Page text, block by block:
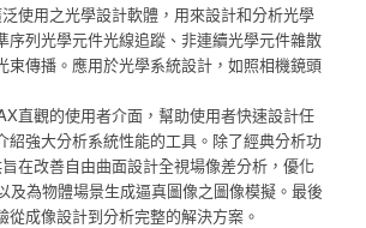
使用之光學設計軟體，用來設計和分析光學
序列光學元件光線追蹤、非連續光學元件雜散
束傳播。應用於光學系統設計，如照相機鏡頭
直觀的使用者介面，幫助使用者快速設計任
紹強大分析系統性能的工具。除了經典分析功
在改善自由曲面設計全視場像差分析，優化
及為物體場景生成逼真圖像之圖像模擬。最後
從成像設計到分析完整的解決方案。